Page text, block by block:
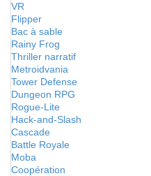
VR
Flipper
Bac à sable
Rainy Frog
Thriller narratif
Metroidvania
Tower Defense
Dungeon RPG
Rogue-Lite
Hack-and-Slash
Cascade
Battle Royale
Moba
Coopération